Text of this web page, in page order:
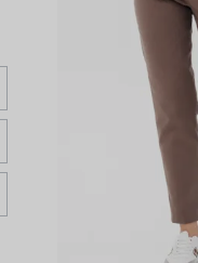
По убыванию